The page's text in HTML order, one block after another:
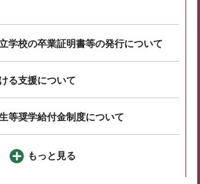
学校の卒業証明書等の発行について
る支援について
等奨学給付金制度について
もっと見る